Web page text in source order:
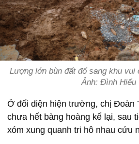
Lượng lớn bùn đất đổ sang khu vui
Ảnh: Đình Hiếu
Ở đối diện hiện trường, chị Đoàn
chưa hết bàng hoàng kể lại, sau
xóm xung quanh tri hô nhau cứu